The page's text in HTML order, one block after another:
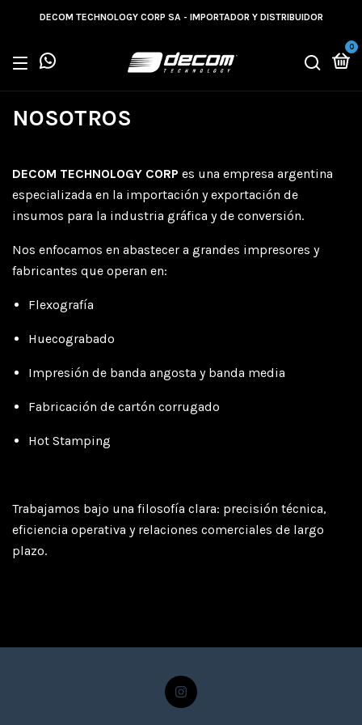
DECOM TECHNOLOGY CORP SA - IMPORTADOR Y DISTRIBUIDOR
0
NOSOTROS
DECOM TECHNOLOGY CORP es una empresa argentina
especializada en la importación y exportación de
insumos para la industria gráfica y de conversión.
Nos enfocamos en abastecer a grandes impresores y
fabricantes que operan en:
Flexografía
Huecograbado
Impresión de banda angosta y banda media
Fabricación de cartón corrugado
Hot Stamping
Trabajamos bajo una filosofía clara: precisión técnica,
eficiencia operativa y relaciones comerciales de largo
plazo.